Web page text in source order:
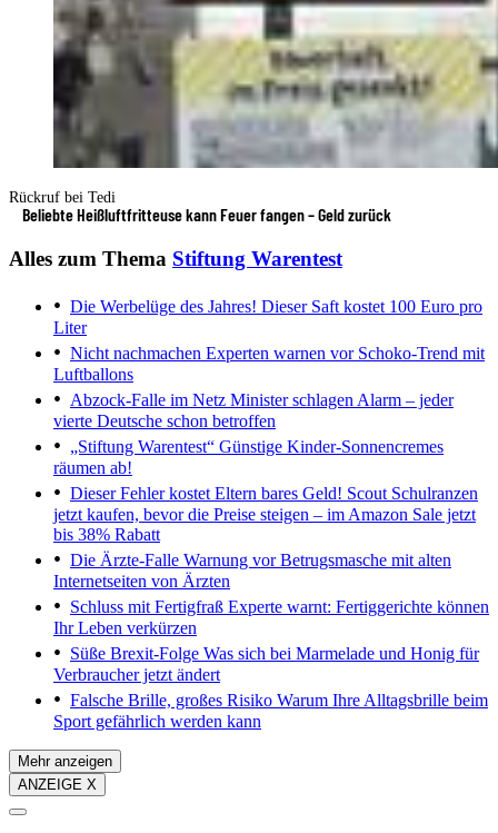
Rückruf bei Tedi
Beliebte Heißluftfritteuse kann Feuer fangen – Geld zurück
Alles zum Thema Stiftung Warentest
Die Werbelüge des Jahres! Dieser Saft kostet 100 Euro pro
Liter
Nicht nachmachen Experten warnen vor Schoko-Trend mit
Luftballons
Abzock-Falle im Netz Minister schlagen Alarm – jeder
vierte Deutsche schon betroffen
„Stiftung Warentest“ Günstige Kinder-Sonnencremes
räumen ab!
Dieser Fehler kostet Eltern bares Geld! Scout Schulranzen
jetzt kaufen, bevor die Preise steigen – im Amazon Sale jetzt
bis 38% Rabatt
Die Ärzte-Falle Warnung vor Betrugsmasche mit alten
Internetseiten von Ärzten
Schluss mit Fertigfraß Experte warnt: Fertiggerichte können
Ihr Leben verkürzen
Süße Brexit-Folge Was sich bei Marmelade und Honig für
Verbraucher jetzt ändert
Falsche Brille, großes Risiko Warum Ihre Alltagsbrille beim
Sport gefährlich werden kann
Mehr anzeigen
ANZEIGE X